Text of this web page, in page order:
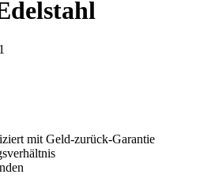
mit Geld-zurück-Garantie